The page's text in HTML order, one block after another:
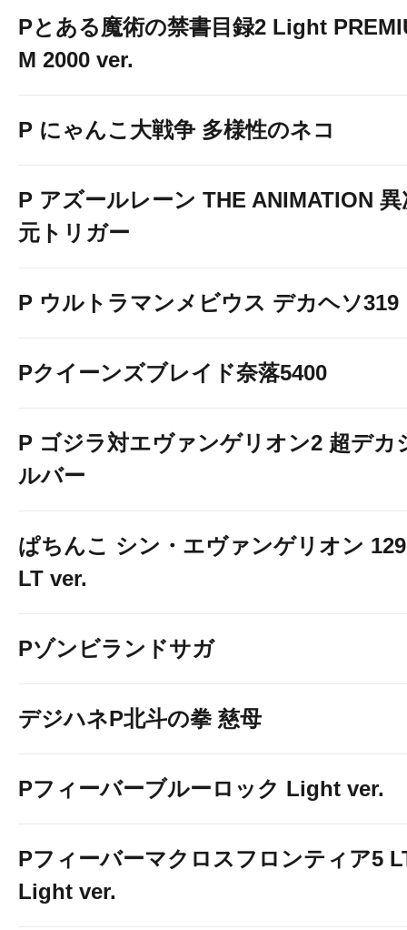
Pとある魔術の禁書目録2 Light
M 2000 ver.
P にゃんこ大戦争 多様性のネコ
P アズールレーン THE ANIMATION 異
元トリガー
P ウルトラマンメビウス デカヘソ319
Pクイーンズブレイド奈落5400
P ゴジラ対エヴァンゲリオン2 超デカ
ルバー
ぱちんこ シン・エヴァンゲリオン 129
LT ver.
Pゾンビランドサガ
デジハネP北斗の拳 慈母
Pフィーバーブルーロック Light ver.
Pフィーバーマクロスフロンティア5
Light ver.